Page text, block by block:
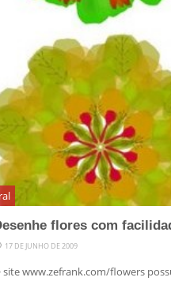
flores com
17 DE JUNHO DE 2009
site www.zefrank.com/flowers